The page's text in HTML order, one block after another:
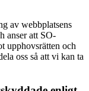
av webbplatsens
anser att SO-
upphovsrätten och
oss så att vi kan ta